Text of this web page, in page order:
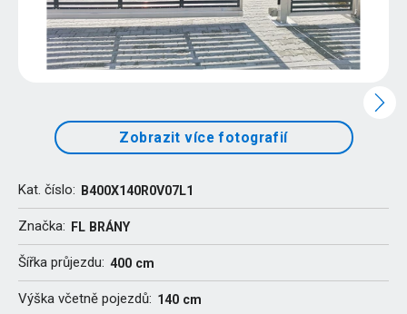
Zobrazit více fotografií
Kat. číslo: B400X140R0V07L1
Značka: FL BRÁNY
Šířka průjezdu: 400 cm
Výška včetně pojezdů: 140 cm